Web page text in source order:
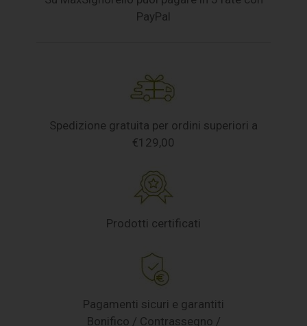
PayPal
Spedizione gratuita per ordini superiori a
€129,00
Prodotti certificati
Pagamenti sicuri e garantiti
Bonifico / Contrassegno /